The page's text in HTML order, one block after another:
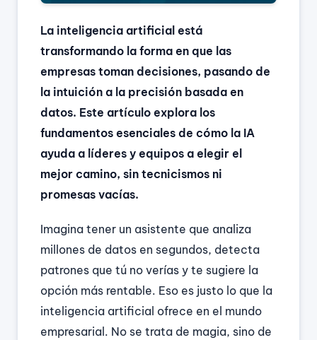
La inteligencia artificial está
transformando la forma en que las
empresas toman decisiones, pasando de
la intuición a la precisión basada en
datos. Este artículo explora los
fundamentos esenciales de cómo la IA
ayuda a líderes y equipos a elegir el
mejor camino, sin tecnicismos ni
promesas vacías.
Imagina tener un asistente que analiza
millones de datos en segundos, detecta
patrones que tú no verías y te sugiere la
opción más rentable. Eso es justo lo que la
inteligencia artificial ofrece en el mundo
empresarial. No se trata de magia, sino de